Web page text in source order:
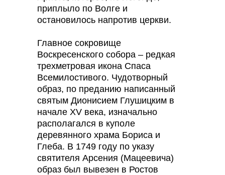
приплыло по Волге и
остановилось напротив церкви.
Главное сокровище
Воскресенского собора – редкая
трехметровая икона Спаса
Всемилостивого. Чудотворный
образ, по преданию написанный
святым Дионисием Глушицким в
начале XV века, изначально
располагался в куполе
деревянного храма Бориса и
Глеба. В 1749 году по указу
святителя Арсения (Мацеевича)
образ был вывезен в Ростов